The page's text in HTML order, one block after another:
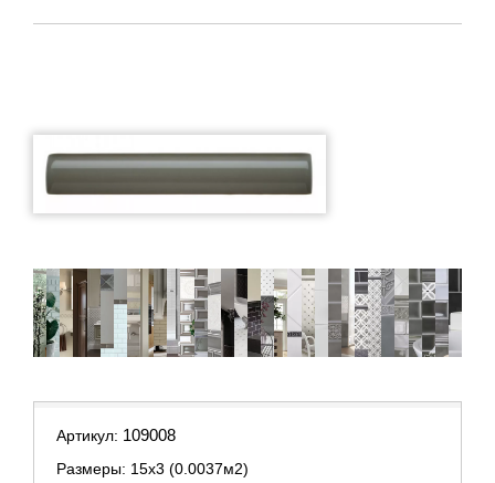
Артикул: 109008
Размеры: 15х3 (0.0037м2)